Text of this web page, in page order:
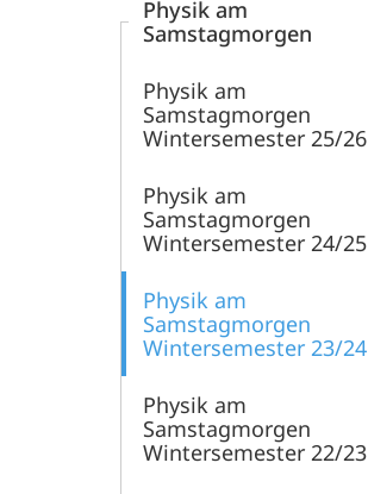
Physik am
Samstagmorgen
Physik am
Samstagmorgen
Wintersemester 25/26
Physik am
Samstagmorgen
Wintersemester 24/25
Physik am
Samstagmorgen
Wintersemester 23/24
Physik am
Samstagmorgen
Wintersemester 22/23